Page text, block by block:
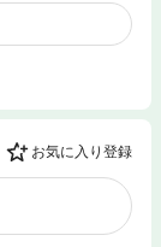
お気に入り登録